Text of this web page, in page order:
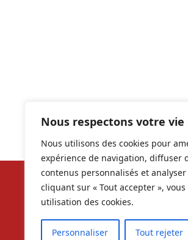
Nous respectons votre vie
Nous utilisons des cookies pour
expérience de navigation, diffuser
contenus personnalisés et
cliquant sur « Tout accepter »,
utilisation des cookies.
Personnaliser Tout rejeter